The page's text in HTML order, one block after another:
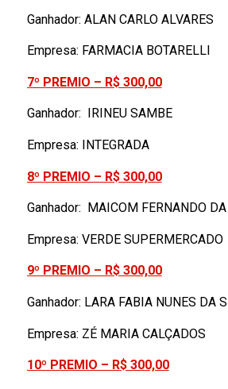
Ganhador: ALAN CARLO ALVARES
Empresa: FARMACIA BOTARELLI
7º PREMIO – R$ 300,00
Ganhador: IRINEU SAMBE
Empresa: INTEGRADA
8º PREMIO – R$ 300,00
Ganhador: MAICOM FERNANDO
Empresa: VERDE SUPERMERCADO
9º PREMIO – R$ 300,00
Ganhador: LARA FABIA NUNES DA
Empresa: ZÉ MARIA CALÇADOS
10º PREMIO – R$ 300,00